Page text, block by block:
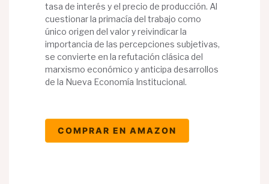
tasa de interés y el precio de producción. Al
cuestionar la primacía del trabajo como
único origen del valor y reivindicar la
importancia de las percepciones subjetivas,
se convierte en la refutación clásica del
marxismo económico y anticipa desarrollos
de la Nueva Economía Institucional.
COMPRAR EN AMAZON